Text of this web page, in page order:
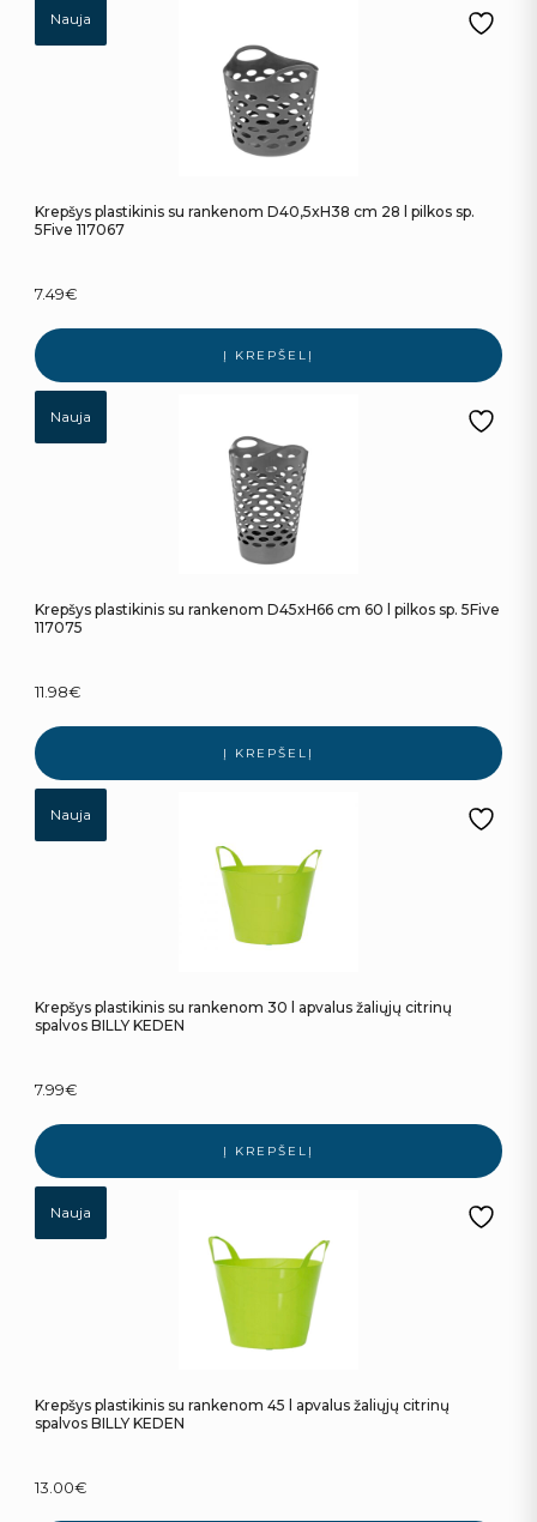
Nauja
Krepšys plastikinis su rankenom D40,5xH38 cm 28 l pilkos sp.
5Five 117067
7.49€
Į KREPŠELĮ
Nauja
Krepšys plastikinis su rankenom D45xH66 cm 60 l pilkos sp. 5Five
117075
11.98€
Į KREPŠELĮ
Nauja
Krepšys plastikinis su rankenom 30 l apvalus žaliųjų citrinų
spalvos BILLY KEDEN
7.99€
Į KREPŠELĮ
Nauja
Krepšys plastikinis su rankenom 45 l apvalus žaliųjų citrinų
spalvos BILLY KEDEN
13.00€